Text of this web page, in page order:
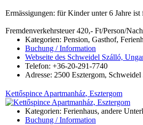
Ermässigungen: für Kinder unter 6 Jahre ist
Fremdenverkehrsteuer 420,- Ft/Person/
Kategorien: Pension, Gasthof,
Buchung / Information
Webseite des Schweidel Szálló,
Telefon: +36-20-291-7740
Adresse: 2500 Esztergom, Schweidel
Kettőspince Apartmanház, Esztergom
Kategorien: Ferienhaus, andere
Buchung / Information